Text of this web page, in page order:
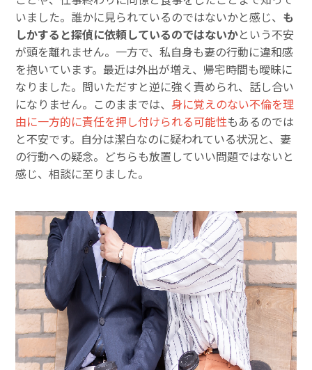
いました。誰かに見られているのではないかと感じ、 も
しかすると探偵に依頼しているのではないかという不安
が頭を離れません。一方で、私自身も妻の行動に違和感
を抱いています。最近は外出が増え、帰宅時間も曖昧に
なりました。問いただすと逆に強く責められ、話し合い
になりません。このままでは、 身に覚えのない不倫を理
由に一方的に責任を押し付けられる可能性もあるのでは
と不安です。自分は潔白なのに疑われている状況と、妻
の行動への疑念。どちらも放置していい問題ではないと
感じ、相談に至りました。